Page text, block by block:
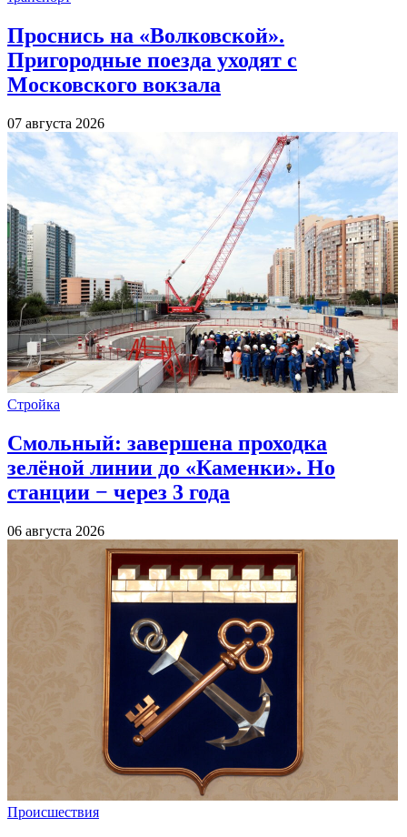
Проснись на «Волковской».
Пригородные поезда уходят с
Московского вокзала
07 августа 2026
Стройка
Смольный: завершена проходка
зелёной линии до «Каменки». Но
станции − через 3 года
06 августа 2026
Происшествия